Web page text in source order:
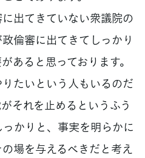
出てきていない衆議院の
倫審に出てきてしっかり
あると思っております。
たいという人もいるのだ
それを止めるというふう
かりと、事実を明らかに
場を与えるべきだと考え